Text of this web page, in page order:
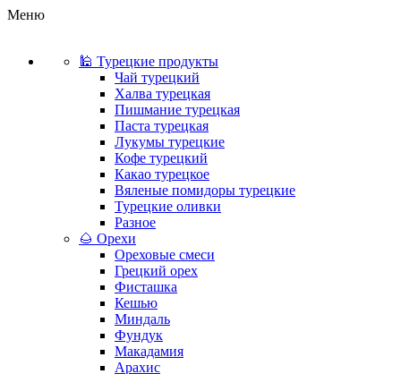
Меню
🕌 Турецкие продукты
Чай турецкий
Халва турецкая
Пишмание турецкая
Паста турецкая
Лукумы турецкие
Кофе турецкий
Какао турецкое
Вяленые помидоры турецкие
Турецкие оливки
Разное
🌰 Орехи
Ореховые смеси
Грецкий орех
Фисташка
Кешью
Миндаль
Фундук
Макадамия
Арахис